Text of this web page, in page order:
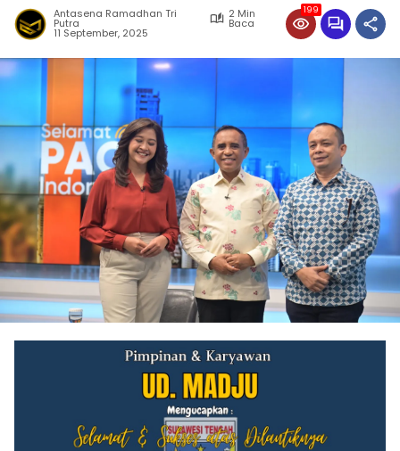
Antasena Ramadhan Tri
Putra
2 Min
Baca
11 September, 2025
199